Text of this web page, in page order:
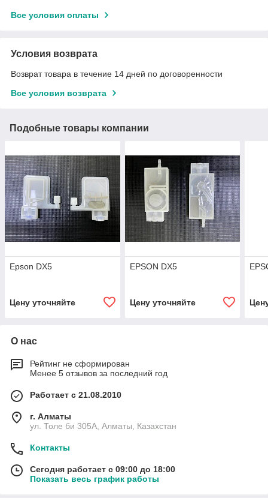
Все условия оплаты
Условия возврата
Возврат товара в течение 14 дней по договоренности
Все условия возврата
Подобные товары компании
Epson DX5
Цену уточняйте
EPSON DX5
Цену уточняйте
О нас
Рейтинг не сформирован
Менее 5 отзывов за последний год
Работает с 21.08.2010
г. Алматы
ул. Толе би 305А, Алматы, Казахстан
Контакты
Сегодня работает с 09:00 до 18:00
Показать весь график работы